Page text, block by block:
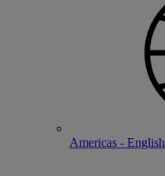
Americas - English